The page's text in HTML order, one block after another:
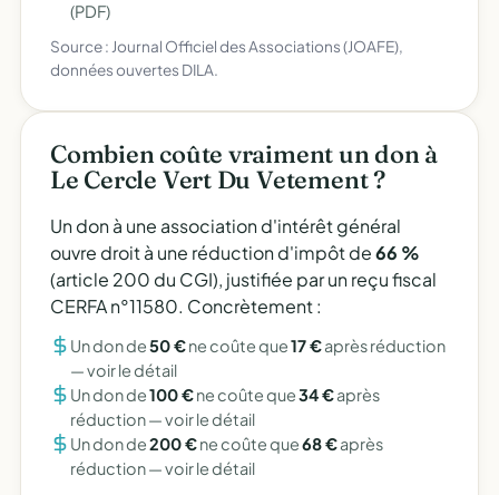
(PDF)
Source : Journal Officiel des Associations (JOAFE),
données ouvertes DILA.
Combien coûte vraiment un don à
Le Cercle Vert Du Vetement ?
Un don à une association d'intérêt général
ouvre droit à une réduction d'impôt de66 %
(article 200 du CGI), justifiée par un reçu fiscal
CERFA n°11580. Concrètement :
Un don de50 €ne coûte que17 €après réduction
—voir le détail
Un don de100 €ne coûte que34 €après
réduction —voir le détail
Un don de200 €ne coûte que68 €après
réduction —voir le détail